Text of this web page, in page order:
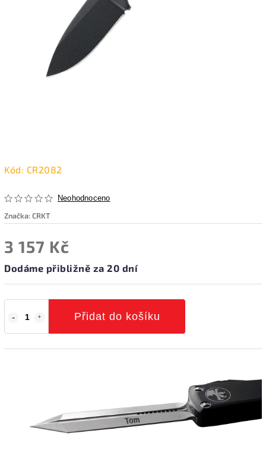
Kód: CR2082
Neohodnoceno
Značka:CRKT
3 157 Kč
Dodáme přibližně za 20 dní
Přidat do košíku